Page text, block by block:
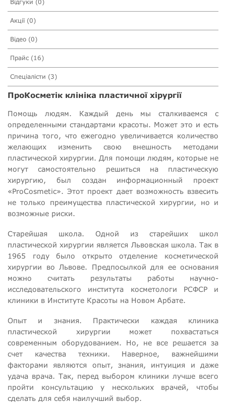
Відгуки (0)
Акції (0)
Відео (0)
Прайс (16)
Спеціалісти (3)
ПроКосметік клініка пластичної хірургії
Помощь людям. Каждый день мы сталкиваемся с
определенными стандартами красоты. Может это и есть
причина того, что ежегодно увеличивается количество
желающих изменить свою внешность методами
пластической хирургии. Для помощи людям, которые не
могут самостоятельно решиться на пластическую
хирургию, был создан информационный проект
«ProCosmetic». Этот проект дает возможность взвесить
не только преимущества пластической хирургии, но и
возможные риски.
Старейшая школа. Одной из старейших школ
пластической хирургии является Львовская школа. Так в
1965 году было открыто отделение косметической
хирургии во Львове. Предпосылкой для ее основания
можно считать результаты работы научно-
исследовательского института косметологи РСФСР и
клиники в Институте Красоты на Новом Арбате.
Опыт и знания. Практически каждая клиника
пластической хирургии может похвастаться
современным оборудованием. Но, не все решается за
счет качества техники. Наверное, важнейшими
факторами являются опыт, знания, интуиция и даже
удача врача. Так, перед выбором клиники лучше всего
пройти консультацию у нескольких врачей, чтобы
сделать для себя наилучший выбор.